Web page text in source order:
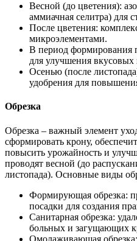
Весной (до цветения):
аммиачная селитра) для
После цветения:
микроэлементами.
В период формирования
для улучшения вкусовых
Осенью (после
удобрения для
Обрезка
Обрезка – важный элемент
сформировать крону,
повысить урожайность и
проводят весной (до
листопада). Основные виды
Формирующая обрезка:
посадки для создания
Санитарная обрезка:
больных и загущающих
Омолаживающая